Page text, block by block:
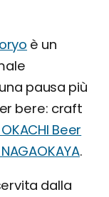
è un
pausa più
bere: craft
Beer
.
dalla